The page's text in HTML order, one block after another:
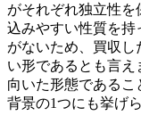
がそれぞれ独立性
込みやすい性質を持
がないため、買収
い形であるとも言
向いた形態であるこ
背景の1つにも挙げ